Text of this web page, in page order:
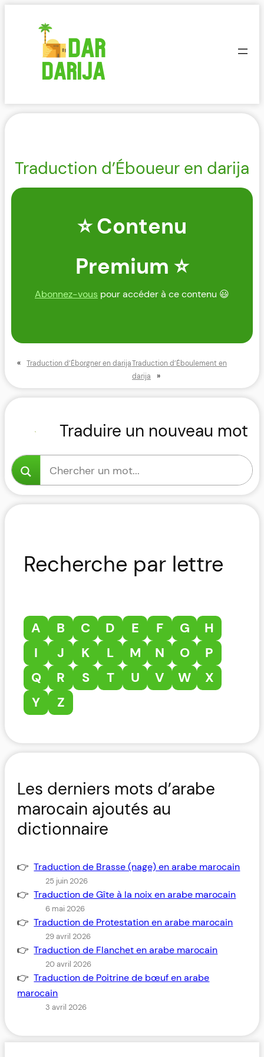
Traduction d’Éboueur en darija
⭐ Contenu
Premium ⭐
Abonnez-vous pour accéder à ce contenu 😃
« Traduction d’Éborgner en darijaTraduction d’Éboulement en
darija
»
Traduire un nouveau mot
Recherche par lettre
A B C D E F G
H
I
J K L M N O
P
Q
R S T U V W
X
Y
Z
Les derniers mots d’arabe
marocain ajoutés au
dictionnaire
Traduction de Brasse (nage) en arabe marocain
25 juin 2026
Traduction de Gîte à la noix en arabe marocain
6 mai 2026
Traduction de Protestation en arabe marocain
29 avril 2026
Traduction de Flanchet en arabe marocain
20 avril 2026
Traduction de Poitrine de bœuf en arabe
marocain
3 avril 2026